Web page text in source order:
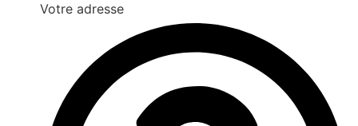
Votre adresse